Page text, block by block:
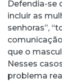
Defendia-se
incluir as
senhoras”,
que o
Nesses
problema